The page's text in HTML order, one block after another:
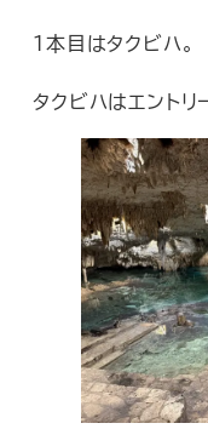
１本目はタクビハ。
タクビハはエント